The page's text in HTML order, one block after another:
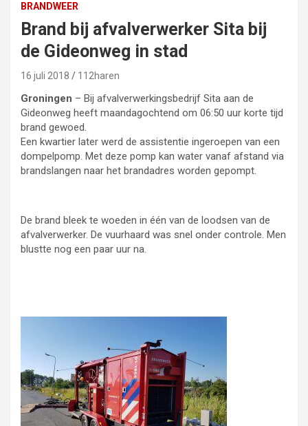
BRANDWEER
Brand bij afvalverwerker Sita bij
de Gideonweg in stad
16 juli 2018 112haren
Groningen – Bij afvalverwerkingsbedrijf Sita aan de
Gideonweg heeft maandagochtend om 06:50 uur korte tijd
brand gewoed.
Een kwartier later werd de assistentie ingeroepen van een
dompelpomp. Met deze pomp kan water vanaf afstand via
brandslangen naar het brandadres worden gepompt.
De brand bleek te woeden in één van de loodsen van de
afvalverwerker. De vuurhaard was snel onder controle. Men
blustte nog een paar uur na.